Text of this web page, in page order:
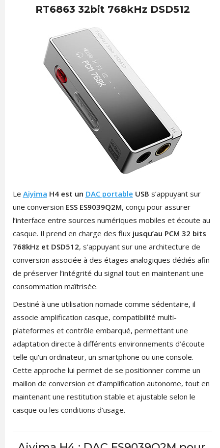
RT6863 32bit 768kHz DSD512
Le Aiyima H4 est un DAC portable USB s’appuyant sur
une conversion ESS ES9039Q2M, conçu pour assurer
l’interface entre sources numériques mobiles et écoute au
casque. Il prend en charge des flux jusqu’au PCM 32 bits
768kHz et DSD512, s’appuyant sur une architecture de
conversion associée à des étages analogiques dédiés afin
de préserver l’intégrité du signal tout en maintenant une
consommation maîtrisée.
Destiné à une utilisation nomade comme sédentaire, il
associe amplification casque, compatibilité multi-
plateformes et contrôle embarqué, permettant une
adaptation directe à différents environnements d’écoute
telle qu'un ordinateur, un smartphone ou une console.
Cette approche lui permet de se positionner comme un
maillon de conversion et d’amplification autonome, tout en
maintenant une restitution stable et ajustable selon le
casque ou les conditions d’usage.